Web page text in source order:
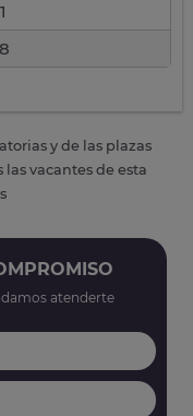
y de las plazas
vacantes de esta
atenderte